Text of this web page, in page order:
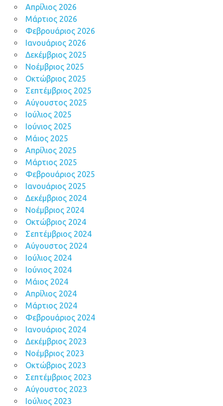
Απρίλιος 2026
Μάρτιος 2026
Φεβρουάριος 2026
Ιανουάριος 2026
Δεκέμβριος 2025
Νοέμβριος 2025
Οκτώβριος 2025
Σεπτέμβριος 2025
Αύγουστος 2025
Ιούλιος 2025
Ιούνιος 2025
Μάιος 2025
Απρίλιος 2025
Μάρτιος 2025
Φεβρουάριος 2025
Ιανουάριος 2025
Δεκέμβριος 2024
Νοέμβριος 2024
Οκτώβριος 2024
Σεπτέμβριος 2024
Αύγουστος 2024
Ιούλιος 2024
Ιούνιος 2024
Μάιος 2024
Απρίλιος 2024
Μάρτιος 2024
Φεβρουάριος 2024
Ιανουάριος 2024
Δεκέμβριος 2023
Νοέμβριος 2023
Οκτώβριος 2023
Σεπτέμβριος 2023
Αύγουστος 2023
Ιούλιος 2023